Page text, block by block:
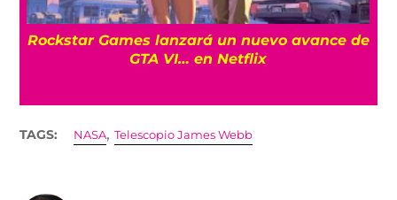
Rockstar Games lanzará un nuevo avance de
GTA VI… en Netflix
TAGS: NASA,Telescopio James Webb